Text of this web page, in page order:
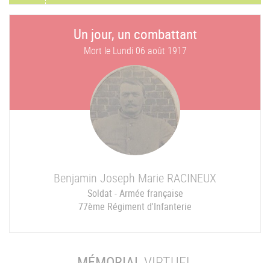
Un jour, un combattant
Mort le Lundi 06 août 1917
Benjamin Joseph Marie RACINEUX
Soldat - Armée française
77ème Régiment d'Infanterie